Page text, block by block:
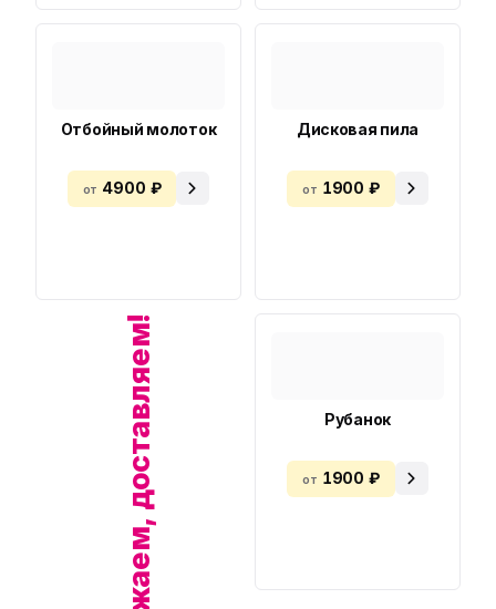
Отбойный молоток
от 4900 ₽
Дисковая пила
от 1900 ₽
Рубанок
от 1900 ₽
Выезжаем, доставляем!